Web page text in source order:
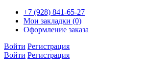
+7 (928) 841-65-27
Мои закладки (0)
Оформление заказа
Войти Регистрация
Войти Регистрация